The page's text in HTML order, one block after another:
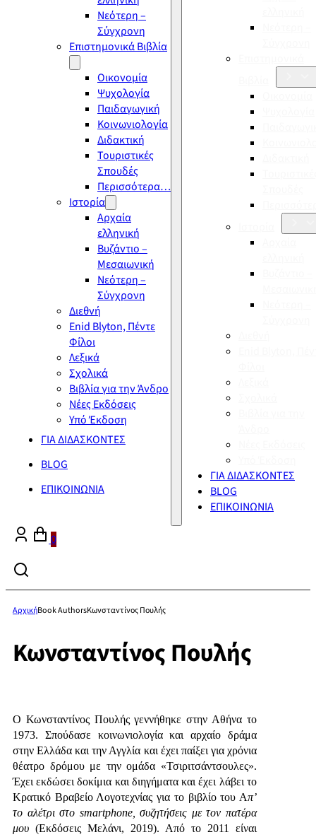
Νεότερη –
Σύγχρονη
Επιστημονικά Βιβλία
Οικονομία
Ψυχολογία
Παιδαγωγική
Κοινωνιολογία
Διδακτική
Τουριστικές
Σπουδές
Περισσότερα…
Ιστορία
Αρχαία
ελληνική
Βυζάντιο –
Μεσαιωνική
Νεότερη –
Σύγχρονη
Διεθνή
Enid Blyton, Πέντε
Φίλοι
Λεξικά
Σχολικά
Βιβλία για την Άνδρο
Νέες Εκδόσεις
Υπό Έκδοση
ΓΙΑ ΔΙΔΑΣΚΟΝΤΕΣ
BLOG
ΕΠΙΚΟΙΝΩΝΙΑ
ΓΙΑ ΔΙΔΑΣΚΟΝΤΕΣ
BLOG
ΕΠΙΚΟΙΝΩΝΙΑ
0
ΑρχικήBook AuthorsΚωνσταντίνος Πουλής
Κωνσταντίνος Πουλής
Ο Κωνσταντίνος Πουλής γεννήθηκε στην Αθήνα το
1973. Σπούδασε κοινωνιολογία και αρχαίο δράμα
στην Ελλάδα και την Αγγλία και έχει παίξει για χρόνια
θέατρο δρόμου με την ομάδα «Τσιριτσάντσουλες».
Έχει εκδώσει δοκίμια και διηγήματα και έχει λάβει το
Κρατικό Βραβείο Λογοτεχνίας για το βιβλίο του Απ’
το αλέτρι στο smartphone, συζητήσεις με τον πατέρα
μου (Εκδόσεις Μελάνι, 2019). Από το 2011 είναι